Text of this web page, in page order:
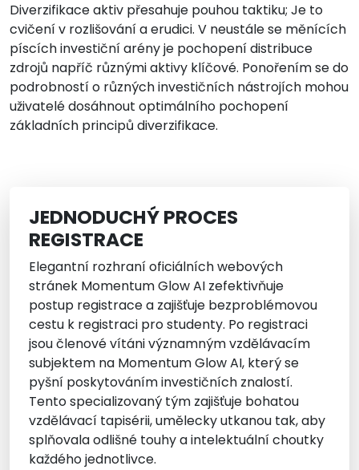
Diverzifikace aktiv přesahuje pouhou taktiku; Je to
cvičení v rozlišování a erudici. V neustále se měnících
píscích investiční arény je pochopení distribuce
zdrojů napříč různými aktivy klíčové. Ponořením se do
podrobností o různých investičních nástrojích mohou
uživatelé dosáhnout optimálního pochopení
základních principů diverzifikace.
JEDNODUCHÝ PROCES
REGISTRACE
Elegantní rozhraní oficiálních webových
stránek Momentum Glow AI zefektivňuje
postup registrace a zajišťuje bezproblémovou
cestu k registraci pro studenty. Po registraci
jsou členové vítáni významným vzdělávacím
subjektem na Momentum Glow AI, který se
pyšní poskytováním investičních znalostí.
Tento specializovaný tým zajišťuje bohatou
vzdělávací tapisérii, umělecky utkanou tak, aby
splňovala odlišné touhy a intelektuální choutky
každého jednotlivce.